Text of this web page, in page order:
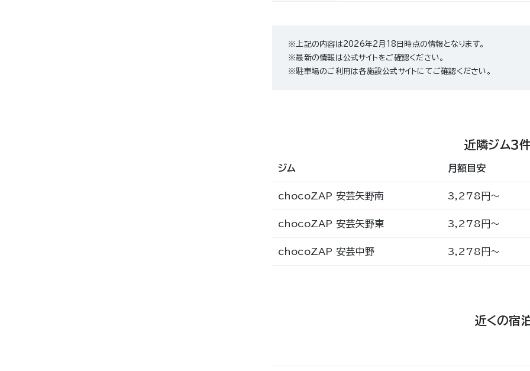
※上記の内容は2026年2月18日時点の情報となります。
※最新の情報は公式サイトをご確認ください。
※駐車場のご利用は各施設公式サイトにてご確認ください。
近隣ジム3
ジム 月額目安
chocoZAP 安芸矢野南 3,278円〜
chocoZAP 安芸矢野東 3,278円〜
chocoZAP 安芸中野 3,278円〜
近くの宿